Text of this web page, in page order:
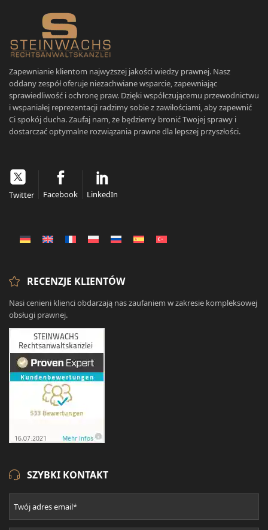
Zapewnianie klientom najwyższej jakości wiedzy prawnej. Nasz
oddany zespół oferuje niezachwiane wsparcie, zapewniając
sprawiedliwość i ochronę praw. Dzięki współczującemu przewodnictwu
i wspaniałej reprezentacji radzimy sobie z zawiłościami, aby zapewnić
Ci spokój ducha. Zaufaj nam, że będziemy bronić Twojej sprawy i
dostarczać optymalne rozwiązania prawne dla lepszej przyszłości.
Twitter Facebook LinkedIn
RECENZJE KLIENTÓW
Nasi cenieni klienci obdarzają nas zaufaniem w zakresie kompleksowej
obsługi prawnej.
SZYBKI KONTAKT